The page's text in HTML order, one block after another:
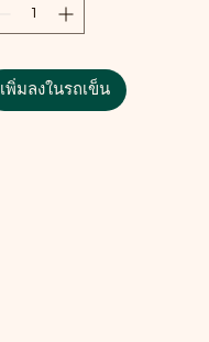
เพิ่มลงในรถเข็น